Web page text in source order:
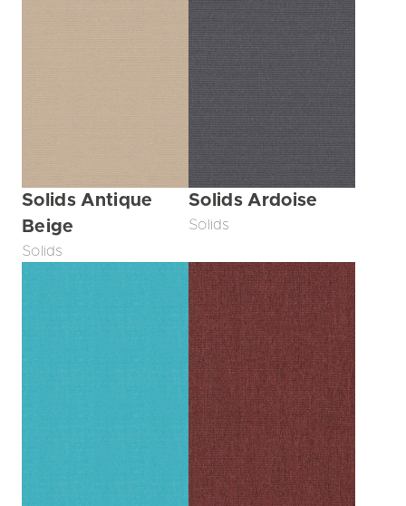
Solids Antique
Beige
Solids
Solids Ardoise
Solids